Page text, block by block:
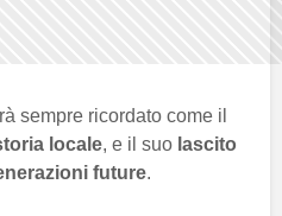
sempre ricordato come il
locale, e il suo lascito
future.